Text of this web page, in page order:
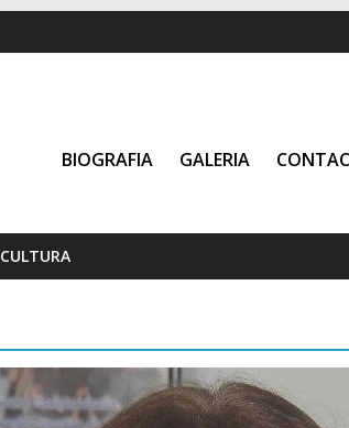
BIOGRAFIA GALERIA
CULTURA